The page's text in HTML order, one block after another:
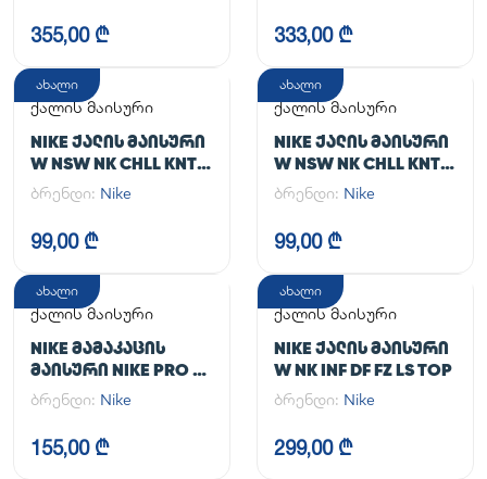
355,00 ₾ 333,00 ₾
ახალი
ქალის მაისური
NIKE ᲥᲐᲚᲘᲡ ᲛᲐᲘᲡᲣᲠᲘ
W NSW NK CHLL KNT
MD CRP
ბრენდი: Nike
99,00 ₾
ახალი
ქალის მაისური
NIKE ᲥᲐᲚᲘᲡ ᲛᲐᲘᲡᲣᲠᲘ
W NSW NK CHLL KNT
MD CRP
ბრენდი: Nike
99,00 ₾
ახალი
ქალის მაისური
NIKE ᲛᲐᲛᲐᲙᲐᲪᲘᲡ
ᲛᲐᲘᲡᲣᲠᲘ NIKE PRO DF
365 CROP LS
ბრენდი: Nike
155,00 ₾
ახალი
ქალის მაისური
NIKE ᲥᲐᲚᲘᲡ ᲛᲐᲘᲡᲣᲠᲘ
W NK INF DF FZ LS TOP
ბრენდი: Nike
299,00 ₾